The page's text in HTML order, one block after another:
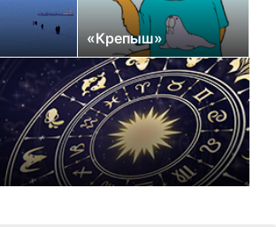
«Крепыш»